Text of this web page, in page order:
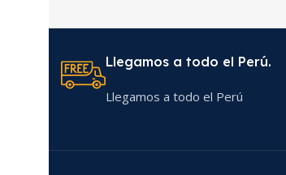
Llegamos a todo el Perú.
Llegamos a todo el Perú